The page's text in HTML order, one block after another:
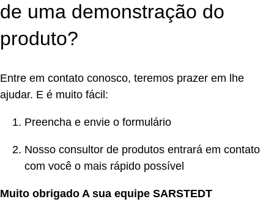
de uma demonstração do
produto?
Entre em contato conosco, teremos prazer em lhe
ajudar. E é muito fácil:
Preencha e envie o formulário
Nosso consultor de produtos entrará em contato
com você o mais rápido possível
Muito obrigado A sua equipe SARSTEDT